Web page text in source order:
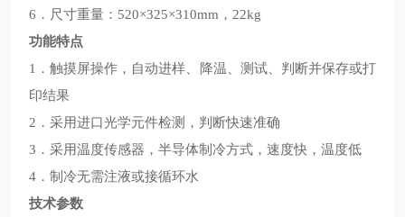
6．尺寸重量：520×325×310mm，22kg
功能特点
1．触摸屏操作，自动进样、降温、测试、判断并保存或打
印结果
2．采用进口光学元件检测，判断快速准确
3．采用温度传感器，半导体制冷方式，速度快，温度低
4．制冷无需注液或接循环水
技术参数